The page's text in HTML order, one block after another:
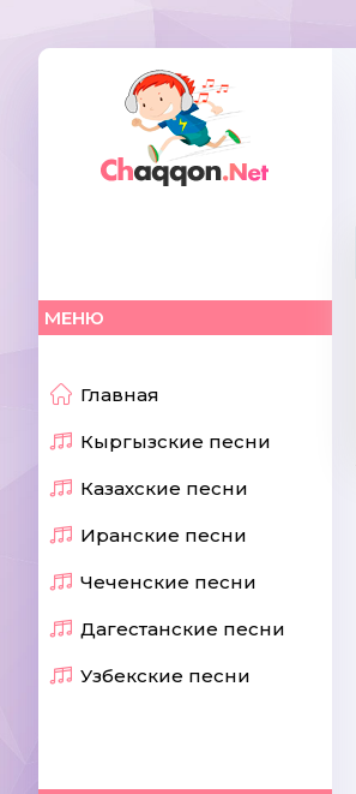
МЕНЮ
Главная
Кыргызские песни
Казахские песни
Иранские песни
Чеченские песни
Дагестанские песни
Узбекские песни